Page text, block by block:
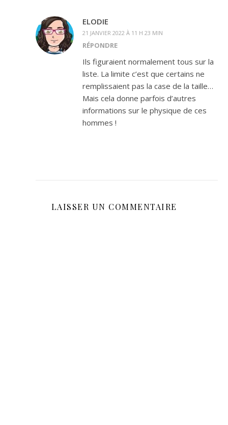
ELODIE
21 JANVIER 2022 À 11 H 23 MIN
RÉPONDRE
Ils figuraient normalement tous sur la
liste. La limite c’est que certains ne
remplissaient pas la case de la taille…
Mais cela donne parfois d’autres
informations sur le physique de ces
hommes !
LAISSER UN COMMENTAIRE